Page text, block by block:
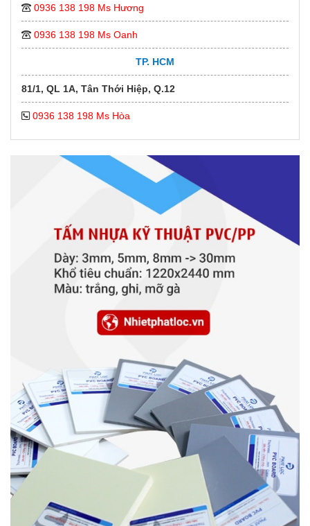
0936 138 198 Ms Hương
0936 138 198 Ms Oanh
TP. HCM
81/1, QL 1A, Tân Thới Hiệp, Q.12
0936 138 198 Ms Hòa